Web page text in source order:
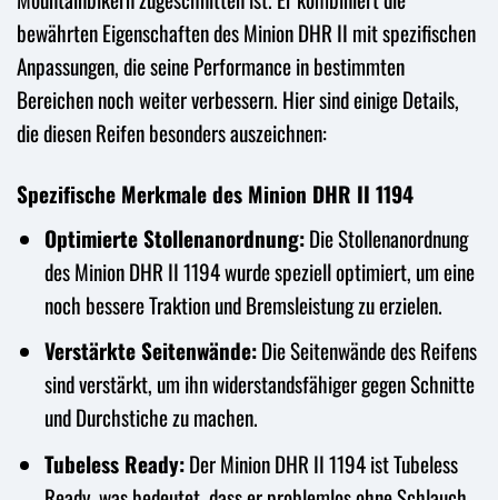
bewährten Eigenschaften des Minion DHR II mit spezifischen
Anpassungen, die seine Performance in bestimmten
Bereichen noch weiter verbessern. Hier sind einige Details,
die diesen Reifen besonders auszeichnen:
Spezifische Merkmale des Minion DHR II 1194
Optimierte Stollenanordnung:Die Stollenanordnung
des Minion DHR II 1194 wurde speziell optimiert, um eine
noch bessere Traktion und Bremsleistung zu erzielen.
Verstärkte Seitenwände:Die Seitenwände des Reifens
sind verstärkt, um ihn widerstandsfähiger gegen Schnitte
und Durchstiche zu machen.
Tubeless Ready:Der Minion DHR II 1194 ist Tubeless